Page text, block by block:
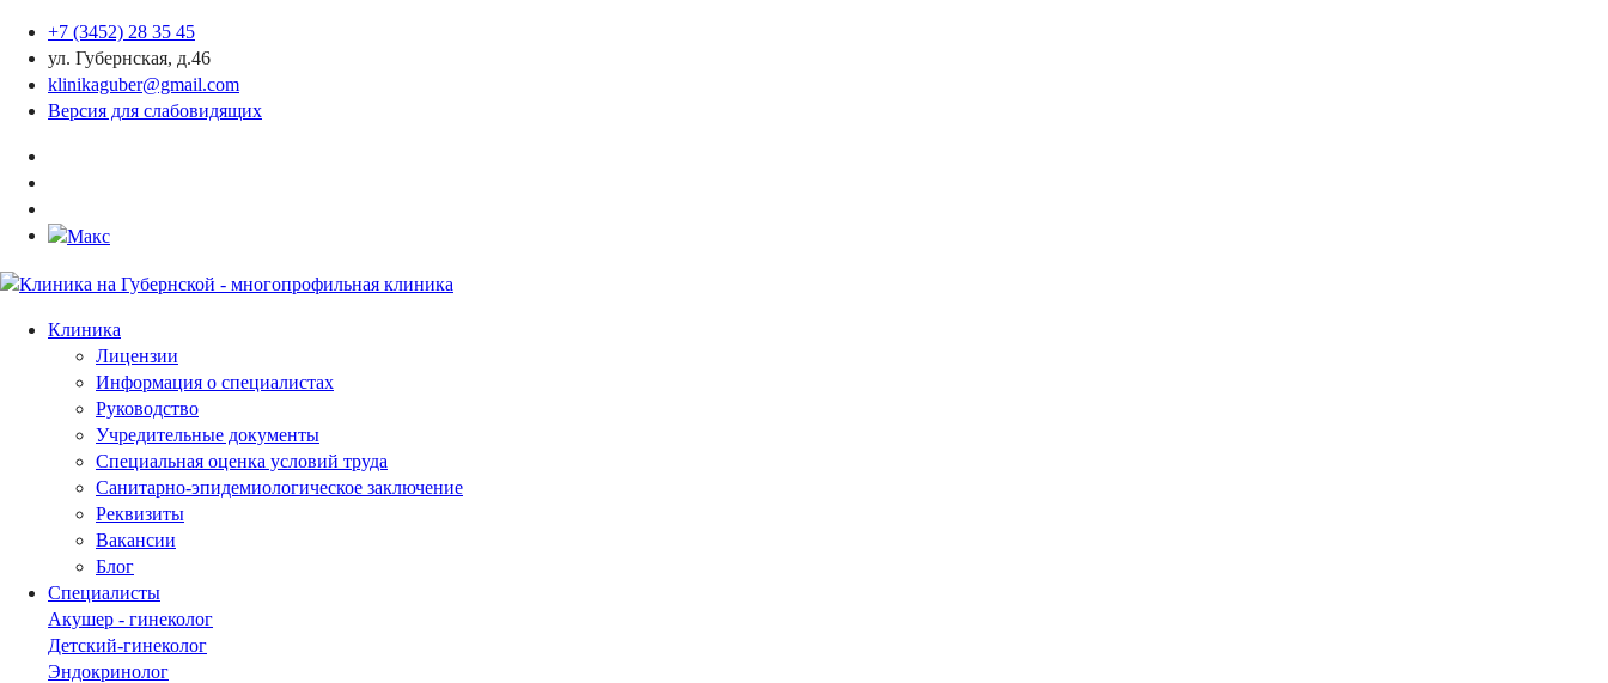
+7 (3452) 28 35 45
ул. Губернская, д.46
klinikaguber@gmail.com
Версия для слабовидящих
Клиника
Лицензии
Информация о специалистах
Руководство
Учредительные документы
Специальная оценка условий труда
Санитарно-эпидемиологическое заключение
Реквизиты
Вакансии
Блог
Специалисты
Акушер - гинеколог
Детский-гинеколог
Эндокринолог